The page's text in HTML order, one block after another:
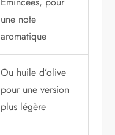
une note
aromatique
Ou huile d’olive
pour une version
plus légère